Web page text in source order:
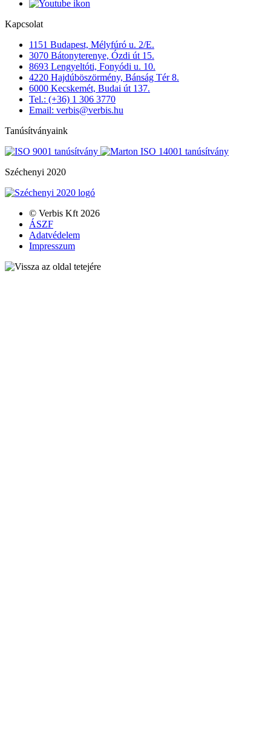
Kapcsolat
1151 Budapest, Mélyfúró u. 2/E.
3070 Bátonyterenye, Ózdi út 15.
8693 Lengyeltóti, Fonyódi u. 10.
4220 Hajdúböszörmény, Bánság Tér 8.
6000 Kecskemét, Budai út 137.
Tel.: (+36) 1 306 3770
Email: verbis@verbis.hu
Tanúsítványaink
Széchenyi 2020
© Verbis Kft 2026
ÁSZF
Adatvédelem
Impresszum